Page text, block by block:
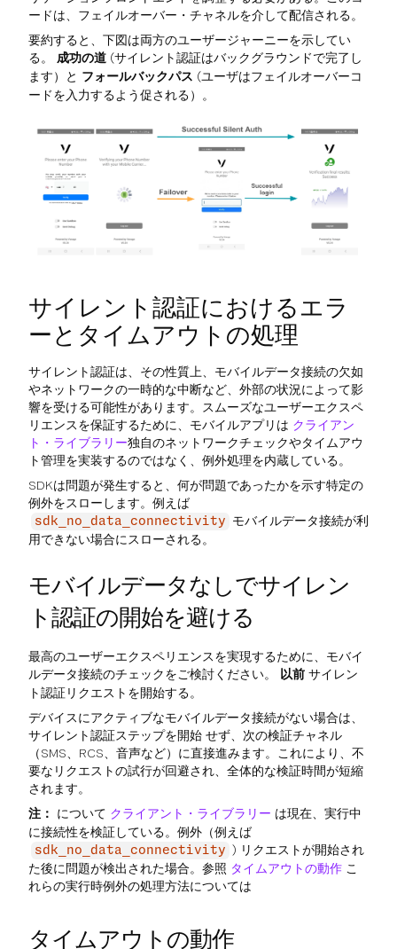
ードは、フェイルオーバー・チャネルを介して配信される。
要約すると、下図は両方のユーザージャーニーを示してい
る。 成功の道 (サイレント認証はバックグラウンドで完了し
ます）と フォールバックパス (ユーザはフェイルオーバーコ
ードを入力するよう促される）。
サイレント認証におけるエラ
ーとタイムアウトの処理
サイレント認証は、その性質上、モバイルデータ接続の欠如
やネットワークの一時的な中断など、外部の状況によって影
響を受ける可能性があります。スムーズなユーザーエクスペ
リエンスを保証するために、モバイルアプリは クライアン
ト・ライブラリー独自のネットワークチェックやタイムアウ
ト管理を実装するのではなく、例外処理を内蔵している。
SDKは問題が発生すると、何が問題であったかを示す特定の
例外をスローします。例えば
sdk_no_data_connectivity
モバイルデータ接続が利
用できない場合にスローされる。
モバイルデータなしでサイレン
ト認証の開始を避ける
最高のユーザーエクスペリエンスを実現するために、モバイ
ルデータ接続のチェックをご検討ください。
以前 サイレン
ト認証リクエストを開始する。
デバイスにアクティブなモバイルデータ接続がない場合は、
サイレント認証ステップを開始 せず、次の検証チャネル
（SMS、RCS、音声など）に直接進みます。これにより、不
要なリクエストの試行が回避され、全体的な検証時間が短縮
されます。
注：
について クライアント・ライブラリー は現在、実行中
に接続性を検証している。例外（例えば
sdk_no_data_connectivity ) リクエストが開始され
た後に問題が検出された場合。参照 タイムアウトの動作 こ
れらの実行時例外の処理方法については
タイムアウトの動作